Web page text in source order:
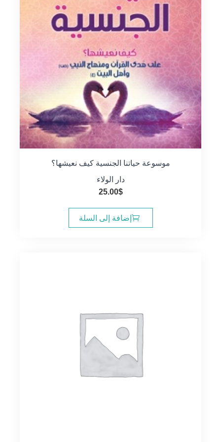
موسوعة حياتنا الجنسية كيف نعيشها؟
دار الولاء
25.00$
إضافة إلى السلة